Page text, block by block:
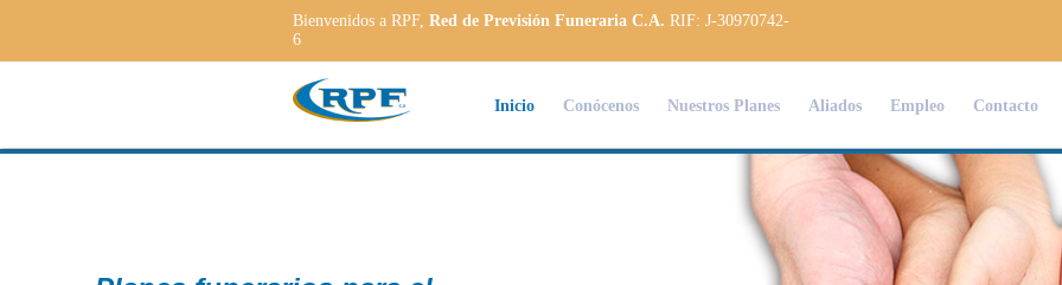
Bienvenidos a RPF, Red de Previsión Funeraria C.A. RIF: J-30970742-
6
Inicio Conócenos Nuestros Planes Aliados Empleo Contacto